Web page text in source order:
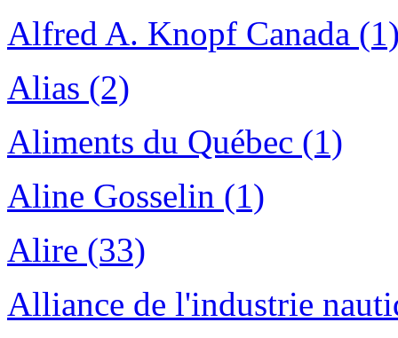
Alfred A. Knopf Canada
Alias (2)
Aliments du Québec (1)
Aline Gosselin (1)
Alire (33)
Alliance de l'industrie